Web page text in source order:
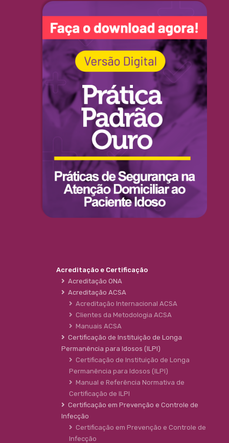
Acreditação e Certificação
Acreditação ONA
Acreditação ACSA
Acreditação Internacional ACSA
Clientes da Metodologia ACSA
Manuais ACSA
Certificação de Instituição de Longa
Permanência para Idosos (ILPI)
Certificação de Instituição de Longa
Permanência para Idosos (ILPI)
Manual e Referência Normativa de
Certificação de ILPI
Certificação em Prevenção e Controle de
Infecção
Certificação em Prevenção e Controle de
Infecção